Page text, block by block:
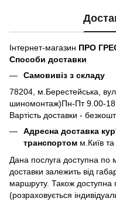
Інтернет-магазин ПРО
Способи доставки
Самовивіз з складу
78204, м.Берестейська,
шиномонтаж)Пн-Пт 9.00-
Вартість доставки -
Адресна доставка
транспортом м.Київ та
Дана послуга доступна по
доставки залежить від
маршруту. Також доступна
(розраховується